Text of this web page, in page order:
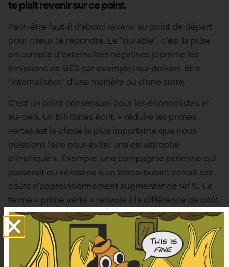
te plait revenir sur ce point.
Peut-être faut-il d’abord revenir au point de départ
pour mieux te répondre. Le “durable”, c’est la prise
en compte d’externalités négatives (comme les
émissions de GES par exemple) qui doivent être
“internalisées” d’une manière ou d’une autre.
C’est un point consensuel pour les économistes et
au-delà. Un Bill Gates écrit: « réduire les primes
vertes est la chose la plus importante que nous
puissions faire pour éviter une catastrophe
climatique ». Exemple: une compagnie aérienne qui
passerait du kérosène à un biocarburant verrait ses
coûts d’approvisionnement augmenter de 141 %. Le
terme « prime verte » renvoie à la différence de coût
(qu’il faut payer) entre un produit ou un processus
qui implique l’émission de GES et une alternative qui
ne le fait pas.
Selon Alain Grandjean et moi, une finance qui serait